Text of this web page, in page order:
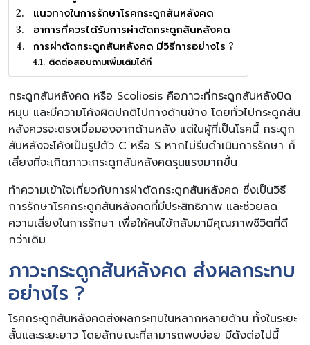
แนวทางในการรักษาโรคกระดูกสันหลังคด
อาการที่ควรได้รับการผ่าตัดกระดูกสันหลังคด
การผ่าตัดกระดูกสันหลังคด มีวิธีการอย่างไร ?
ติดต่อสอบถามเพิ่มเติมได้ที่
กระดูกสันหลังคด หรือ Scoliosis คือภาวะที่กระดูกสันหลังบิด
หมุน และมีความโค้งผิดปกติไปทางด้านข้าง โดยทั่วไปกระดูกสัน
หลังควรจะตรงเมื่อมองจากด้านหลัง แต่ในผู้ที่เป็นโรคนี้ กระดูก
สันหลังจะโค้งเป็นรูปตัว C หรือ S หากไม่รีบดำเนินการรักษา ก็
เสี่ยงที่จะเกิดภาวะกระดูกสันหลังคดรุนแรงมากขึ้น
ทำความเข้าใจเกี่ยวกับการผ่าตัดกระดูกสันหลังคด ซึ่งเป็นวิธี
การรักษาโรคกระดูกสันหลังคดที่มีประสิทธิภาพ และช่วยลด
ความเสี่ยงในการรักษา เพื่อให้คนไข้กลับมามีคุณภาพชีวิตที่ดี
กว่าเดิม
ภาวะกระดูกสันหลังคด ส่งผลกระทบ
อย่างไร ?
โรคกระดูกสันหลังคดส่งผลกระทบในหลากหลายด้าน ทั้งในระยะ
สั้นและระยะยาว โดยลักษณะที่สามารถพบบ่อย มีดังต่อไปนี้